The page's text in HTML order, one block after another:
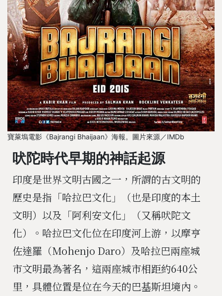
寶萊塢電影《Bajrangi Bhaijaan》海報。圖片來源／IMDb
吠陀時代早期的神話起源
印度是世界文明古國之一，所謂的古文明的
歷史是指「哈拉巴文化」（也是印度的本土
文明）以及「阿利安文化」（又稱吠陀文
化）。哈拉巴文化位在印度河上游，以摩亨
佐達羅（Mohenjo Daro）及哈拉巴兩座城
市文明最為著名，這兩座城市相距約640公
里，具體位置是位在今天的巴基斯坦境內。